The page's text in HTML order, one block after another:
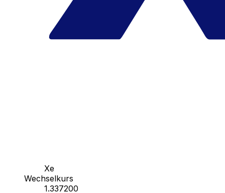
Xe
Wechselkurs
1.337200